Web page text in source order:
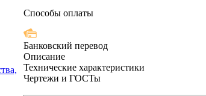
Способы оплаты
Банковский перевод
Описание
Технические характеристики
Чертежи и ГОСТы